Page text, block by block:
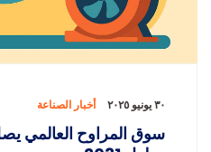
٣٠ يونيو ٢٠٢٥ أخبار الصناعة